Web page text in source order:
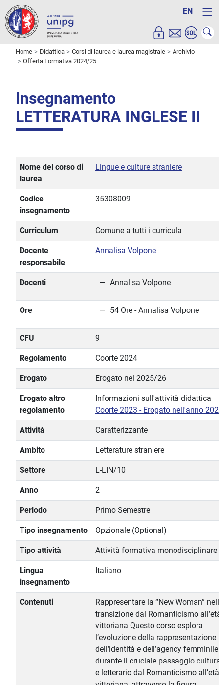
EN
Home Didattica Corsi di laurea e laurea magistrale
Archivio
Offerta Formativa 2024/25
Insegnamento
LETTERATURA INGLESE II
Nome del corso di
laurea
Lingue e culture straniere
Codice
insegnamento
35308009
Curriculum Comune a tutti i curricula
Docente
responsabile
Annalisa Volpone
Docenti Annalisa Volpone
Ore 54 Ore - Annalisa Volpone
CFU 9
Regolamento Coorte 2024
Erogato Erogato nel 2025/26
Erogato altro
regolamento
Informazioni sull'attività didattica
Coorte 2023 - Erogato nell'anno
Attività Caratterizzante
Ambito Letterature straniere
Settore L-LIN/10
Anno 2
Periodo Primo Semestre
Tipo insegnamento Opzionale (Optional)
Tipo attività Attività formativa monodisciplinare
Lingua
insegnamento
Italiano
Contenuti
Rappresentare la “New Woman”
transizione dal Romanticismo
vittoriana Questo corso esplora
l’evoluzione della rappresentazione
dell’identità e dell’agency femminile
durante il cruciale passaggio
e letterario dal Romanticismo all’età